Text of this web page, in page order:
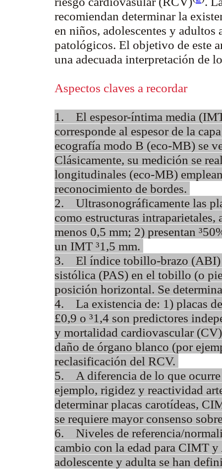
recomiendan determinar la
en niños, adolescentes y adultos
patológicos. El objetivo de este
una adecuada interpretación de
Aspectos claves a recordar
1. El espesor-íntima media
corresponde al espesor de la
ecografía modo B (eco-MB) se
Clásicamente, su medición se
longitudinales (eco-MB)
reconocimiento de bordes.
2. Ultrasonográficamente las
como estructuras
menos 0,5 mm; 2) presentan
un IMT ³1,5 mm.
3. El índice tobillo-brazo (ABI)
sistólica (PAS) en el tobillo (o
posición horizontal. Se
4. La existencia de: 1) placas
£0,9 o ³1,4 son predictores
y mortalidad cardiovascular
daño de órgano blanco (por
reclasificación del RCV.
5. A diferencia de lo que ocurre
ejemplo, rigidez y reactividad
determinar placas carotídeas,
se requiere mayor consenso
6. Niveles de referencia/
cambio con la edad para CIMT
adolescente y adulta se han